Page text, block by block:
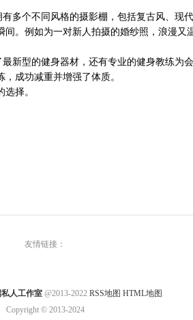
多个不同风格的摄影棚，包括复古风、现
。例如为一对新人拍摄的婚纱照，浪漫又
新型的健身器材，还有专业的健身教练为
成功减重并增强了体质。
择。
友情链接：
人工作室 @2013-2022 RSS地图 HTML地图
Copyright © 2013-2024